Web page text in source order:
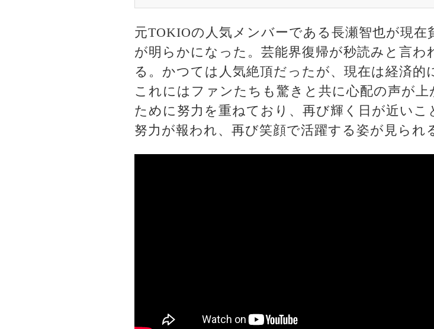
元TOKIOの人気メンバーである長瀬智也が現
が明らかになった。芸能界復帰が秒読みと言わ
る。かつては人気絶頂だったが、現在は経済的
これにはファンたちも驚きと共に心配の声が
ために努力を重ねており、再び輝く日が近い
努力が報われ、再び笑顔で活躍する姿が見られ